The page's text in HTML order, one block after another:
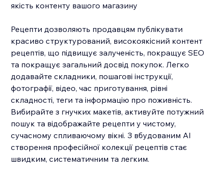
якість контенту вашого магазину
Рецепти дозволяють продавцям публікувати
красиво структурований, високоякісний контент
рецептів, що підвищує залученість, покращує SEO
та покращує загальний досвід покупок. Легко
додавайте складники, пошагові інструкції,
фотографії, відео, час приготування, рівні
складності, теги та інформацію про поживність.
Вибирайте з гнучких макетів, активуйте потужний
пошук та відображайте рецепти у чистому,
сучасному спливаючому вікні. З вбудованим AI
створення професійної колекції рецептів стає
швидким, систематичним та легким.